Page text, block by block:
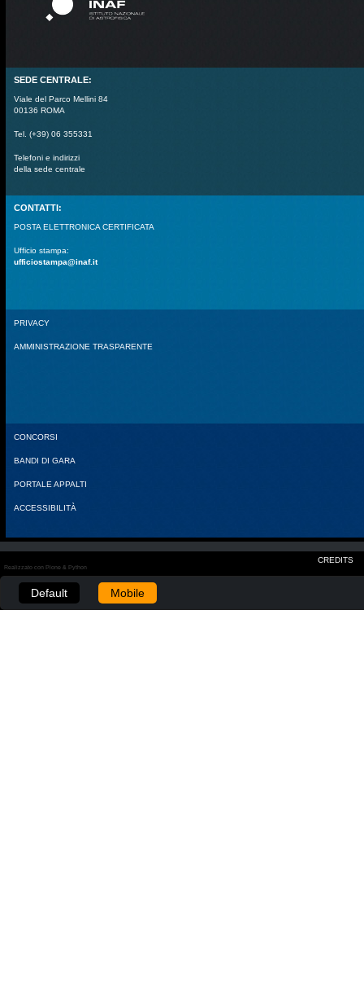
SEDE CENTRALE:
Viale del Parco Mellini 84
00136 ROMA
Tel. (+39) 06 355331
Telefoni e indirizzi
della sede centrale
CONTATTI:
POSTA ELETTRONICA CERTIFICATA
Ufficio stampa:
ufficiostampa@inaf.it
PRIVACY
AMMINISTRAZIONE TRASPARENTE
CONCORSI
BANDI DI GARA
PORTALE APPALTI
ACCESSIBILITÀ
CREDITS
Realizzato con Plone & Python
Default Mobile